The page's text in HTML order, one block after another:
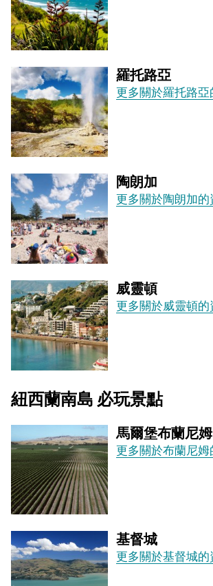
羅托路亞
更多關於羅托路亞
陶朗加
更多關於陶朗加的
威靈頓
更多關於威靈頓的
紐西蘭南島 必玩景點
馬爾堡布蘭尼姆
更多關於布蘭尼姆
基督城
更多關於基督城的